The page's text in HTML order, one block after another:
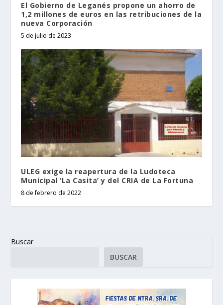
El Gobierno de Leganés propone un ahorro de
1,2 millones de euros en las retribuciones de la
nueva Corporación
5 de julio de 2023
ULEG exige la reapertura de la Ludoteca
Municipal ‘La Casita’ y del CRIA de La Fortuna
8 de febrero de 2022
Buscar
BUSCAR